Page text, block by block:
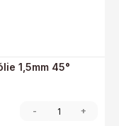
1,5mm 45°
- +